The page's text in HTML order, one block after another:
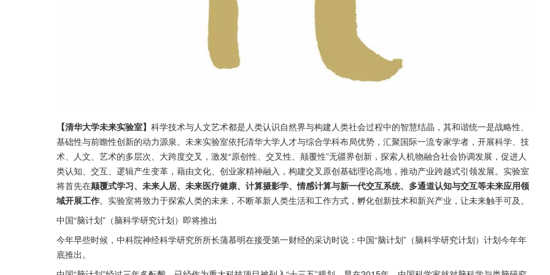
【清华大学未来实验室】 科学技术与人文艺术都是人类认识自然界与构建人类社会过程中的智慧结晶，其和谐统一是战略性、
基础性与前瞻性创新的动力源泉。未来实验室依托清华大学人才与综合学科布局优势，汇聚国际一流专家学者，开展科学、技
术、人文、艺术的多层次、大跨度交叉，激发“原创性、交叉性、颠覆性”无疆界创新，探索人机物融合社会协调发展，促进人
类认知、交互、逻辑产生变革，藉由文化、创业家精神融入，构建交叉原创基础理论高地，推动产业跨越式引领发展。实验室
将首先在颠覆式学习、未来人居、未来医疗健康、计算摄影学、情感计算与新一代交互系统、多通道认知与交互等未来应用领
域开展工作。实验室将致力于探索人类的未来，不断革新人类生活和工作方式，孵化创新技术和新兴产业，让未来触手可及。
中国“脑计划”（脑科学研究计划）即将推出
今年早些时候，中科院神经科学研究所所长蒲慕明在接受第一财经的采访时说：中国“脑计划”（脑科学研究计划）计划今年年
底推出。